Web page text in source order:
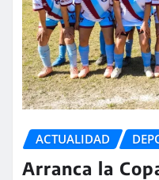
ACTUALIDAD
Arranca la